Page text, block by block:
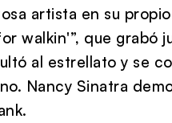
artista en su
walkin'”, que grabó
al estrellato y se
Nancy Sinatra